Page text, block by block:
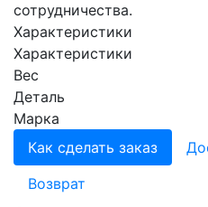
сотрудничества.
Характеристики
Характеристики
Вес
Деталь
Марка
Как сделать заказ
Возврат